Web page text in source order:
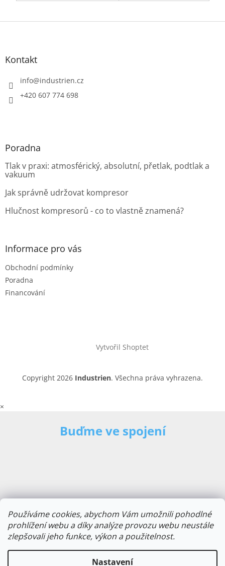
Používáme cookies, abychom Vám umožnili pohodlné
prohlížení webu a díky analýze provozu webu neustále
zlepšovali jeho funkce, výkon a použitelnost.
Nastavení
Z
Kontakt
info@industrien.cz
+420 607 774 698
Poradna
Tlak v praxi: atmosférický, absolutní, přetlak, podtlak a
vakuum
Jak správně udržovat kompresor
Hlučnost kompresorů - co to vlastně znamená?
Informace pro vás
Obchodní podmínky
Poradna
Financování
Vytvořil Shoptet
Copyright 2026 Industrien. Všechna práva vyhrazena.
×
Buďme ve spojení
E-mailová adresa